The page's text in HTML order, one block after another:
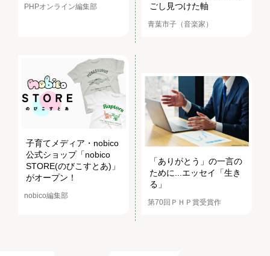
PHPオンライン編集部
ごし見つけた軸
青葉市子（音楽家）
子育てメディア・nobico
公式ショップ「nobico
STORE(のびこすとあ)」
がオープン！
nobico編集部
「ありがとう」の一言の
ために...エッセイ「生き
る」
第70回ＰＨＰ賞受賞作